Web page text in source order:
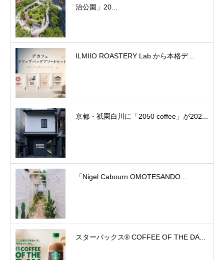
治公園」20...
ILMIIO ROASTERY Lab.から本格デ...
京都・祇園白川に「2050 coffee」が202...
「Nigel Cabourn OMOTESANDO...
スターバックス® COFFEE OF THE DA...